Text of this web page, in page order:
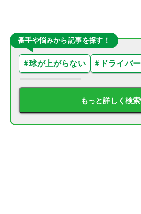
番手や悩みから記事を探す！
#球が上がらない # ドライバー
もっと詳しく検索